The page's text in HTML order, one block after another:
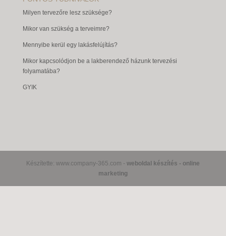
Milyen tervezőre lesz szüksége?
Mikor van szükség a terveimre?
Mennyibe kerül egy lakásfelújítás?
Mikor kapcsolódjon be a lakberendező házunk tervezési
folyamatába?
GYIK
Készítette: www.company-365.com - weboldal készítés - online
marketing